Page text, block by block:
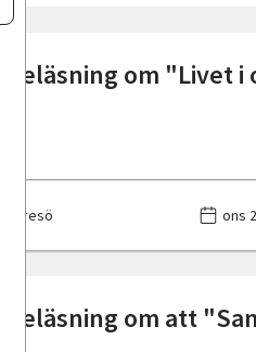
Föreläsning om "Livet
Tyresö ons
Föreläsning om att